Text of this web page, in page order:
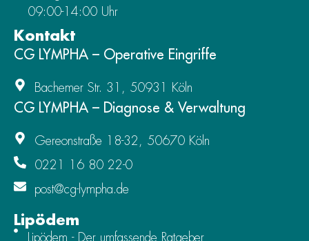
09:00-14:00 Uhr
Kontakt
CG LYMPHA – Operative Eingriffe
Bachemer Str. 31, 50931 Köln
CG LYMPHA – Diagnose & Verwaltung
Gereonstraße 18-32, 50670 Köln
0221 16 80 22-0
post@cg-lympha.de
Lipödem
Lipödem - Der umfassende Ratgeber